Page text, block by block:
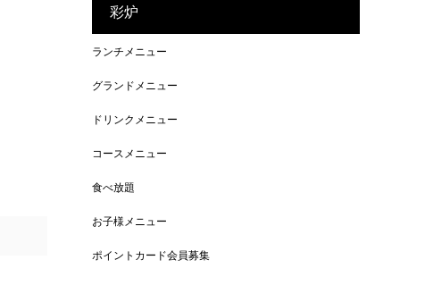
彩炉
ランチメニュー
グランドメニュー
ドリンクメニュー
コースメニュー
食べ放題
お子様メニュー
ポイントカード会員募集